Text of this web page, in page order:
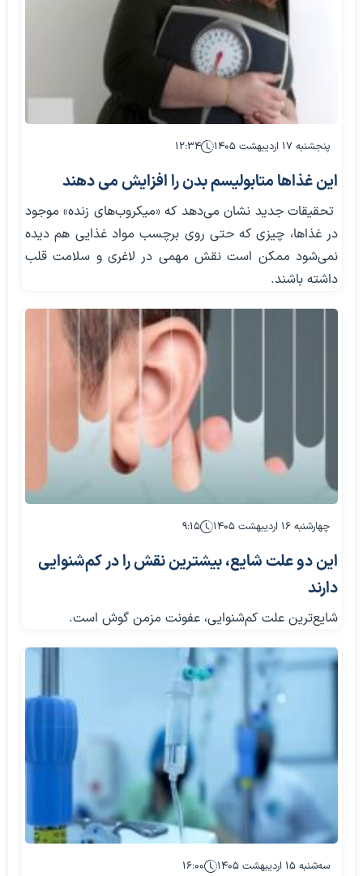
پنجشنبه ۱۷ اردیبهشت ۱۴۰۵ ۱۲:۳۴
این غذاها متابولیسم بدن را افزایش می دهند
تحقیقات جدید نشان می‌دهد که «میکروب‌های زنده» موجود
در غذاها، چیزی که حتی روی برچسب مواد غذایی هم دیده
نمی‌شود ممکن است نقش مهمی در لاغری و سلامت قلب
داشته باشند.
چهارشنبه ۱۶ اردیبهشت ۱۴۰۵ ۹:۱۵
این دو علت شایع، بیشترین نقش را در کم‌شنوایی
دارند
شایع‌ترین علت کم‌شنوایی، عفونت مزمن گوش است.
سه‌شنبه ۱۵ اردیبهشت ۱۴۰۵ ۱۶:۰۰